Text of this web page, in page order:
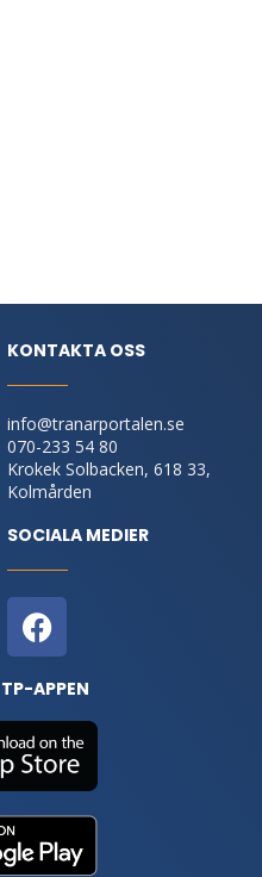
KONTAKTA OSS
info@tranarportalen.se
070-233 54 80
Krokek Solbacken, 618 33,
Kolmården
SOCIALA MEDIER
APPEN